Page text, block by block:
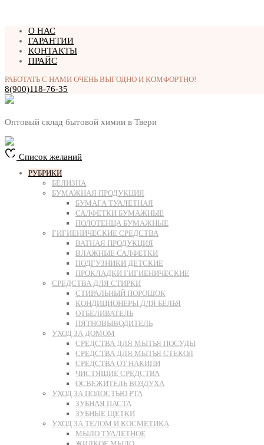
Перейти
содержимому
О НАС
ГАРАНТИИ
КОНТАКТЫ
ПРАЙС
РАБОТАТЬ С НАМИ ОЧЕНЬ ВЫГОДНО И КОМФОРТНО!
8(900)118-76-35
Оптовый склад бытовой химии в Твери
Список желаний
РУБРИКИ
БЕЛИЗНА
БУМАЖНАЯ ПРОДУКЦИЯ
БУМАГА ТУАЛЕТНАЯ
САЛФЕТКИ БУМАЖНЫЕ
ПОЛОТЕНЦА БУМАЖНЫЕ
ГИГИЕНИЧЕСКИЕ СРЕДСТВА
ВАТНАЯ ПРОДУКЦИЯ
ВЛАЖНЫЕ САЛФЕТКИ
ПОДГУЗНИКИ ДЕТСКИЕ
ПРОКЛАДКИ ГИГИЕНИЧЕСКИЕ
СРЕДСТВА ДЛЯ СТИРКИ
СТИРАЛЬНЫЙ ПОРОШОК
КОНДИЦИОНЕРЫ ДЛЯ БЕЛЬЯ
ОТБЕЛИВАТЕЛЬ
ПЯТНОВЫВОДИТЕЛЬ
УХОД ЗА ДОМОМ
СРЕДСТВА ДЛЯ МЫТЬЯ ПОСУДЫ
СРЕДСТВА ДЛЯ МЫТЬЯ СТЕКОЛ
СРЕДСТВА ОТ НАКИПИ
ЧИСТЯЩИЕ СРЕДСТВА
ОСВЕЖИТЕЛЬ ВОЗДУХА
УХОД ЗА ПОЛОСТЬЮ РТА
ЗУБНАЯ ПАСТА
ЗУБНЫЕ ЩЕТКИ
УХОД ЗА ТЕЛОМ И КОСМЕТИКА
МЫЛО ТУАЛЕТНОЕ